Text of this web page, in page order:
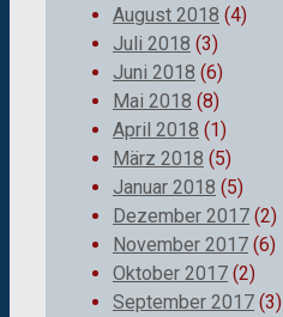
August 2018 (4)
Juli 2018 (3)
Juni 2018 (6)
Mai 2018 (8)
April 2018 (1)
März 2018 (5)
Januar 2018 (5)
Dezember 2017 (2)
November 2017 (6)
Oktober 2017 (2)
September 2017 (3)